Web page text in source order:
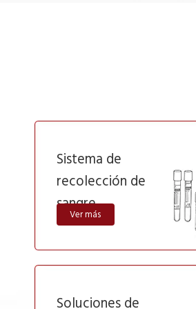
Sistema de
recolección de
sangre
Ver más
Soluciones de